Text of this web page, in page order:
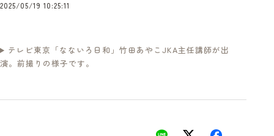
2025/05/19 10:25:11
テレビ東京「なないろ日和」竹田あやこJKA主任講師が出
演。前撮りの様子です。